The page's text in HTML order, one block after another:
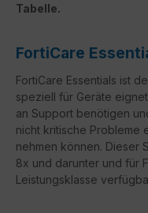
Tabelle.
FortiCare
FortiCare Essentials ist
speziell für Geräte
an Support benötigen
nicht kritische Probleme
nehmen können. Dieser
8x und darunter und für
Leistungsklasse